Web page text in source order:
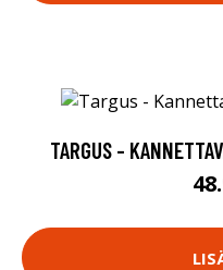
TARGUS -